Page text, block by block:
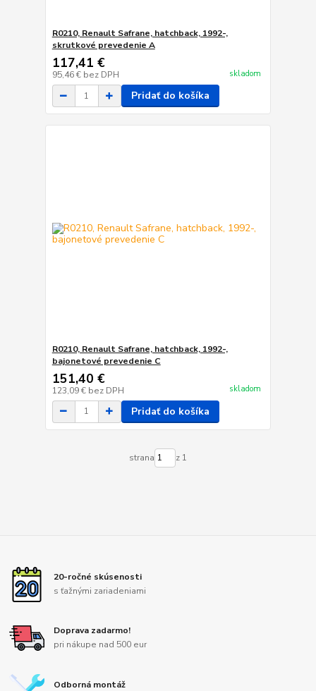
R0210, Renault Safrane, hatchback, 1992-,
skrutkové prevedenie A
117,41 €
95,46 € bez DPH skladom
Pridať do košíka
R0210, Renault Safrane, hatchback, 1992-,
bajonetové prevedenie C
151,40 €
123,09 € bez DPH skladom
Pridať do košíka
strana z 1
20-ročné skúsenosti
s ťažnými zariadeniami
Doprava zadarmo!
pri nákupe nad 500 eur
Odborná montáž